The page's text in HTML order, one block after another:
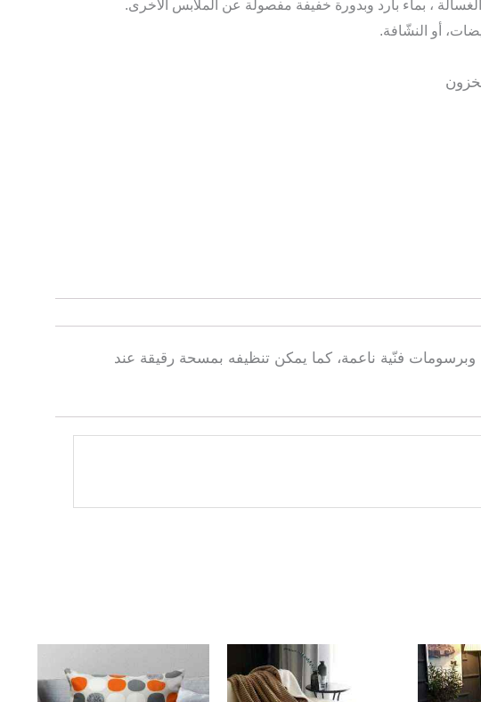
، بماء بارد وبدورة خفيفة مفصولة عن الملابس الأخرى.
أو النشّافة.
فنّية ناعمة، كما يمكن تنظيفه بمسحة رقيقة عند